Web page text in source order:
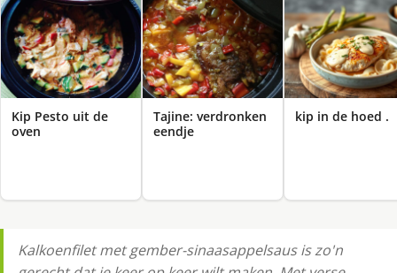
Kip Pesto uit de
oven
Tajine: verdronken
eendje
kip in de hoed .
Kalkoenfilet met gember-sinaasappelsaus is zo'n